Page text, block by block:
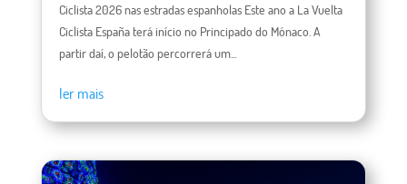
Ciclista 2026 nas estradas espanholas Este ano a La Vuelta
Ciclista España terá início no Principado do Mónaco. A
partir daí, o pelotão percorrerá um...
ler mais